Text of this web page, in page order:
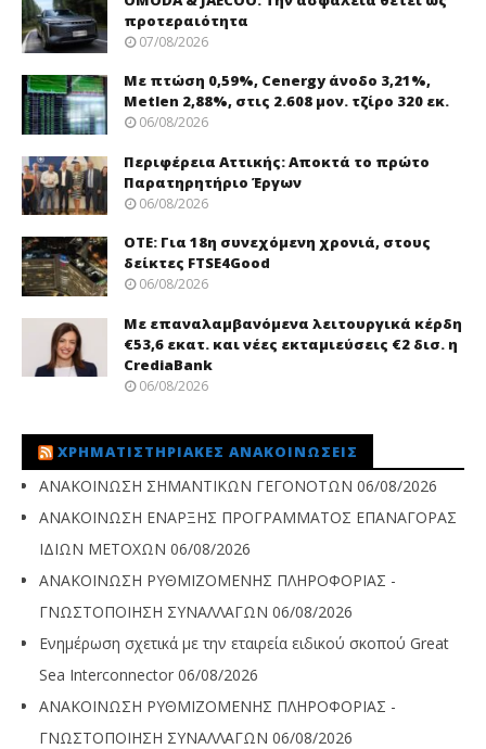
προτεραιότητα
07/08/2026
Με πτώση 0,59%, Cenergy άνοδο 3,21%,
Metlen 2,88%, στις 2.608 μον. τζίρο 320 εκ.
06/08/2026
Περιφέρεια Αττικής: Αποκτά το πρώτο
Παρατηρητήριο Έργων
06/08/2026
ΟΤΕ: Για 18η συνεχόμενη χρονιά, στους
δείκτες FTSE4Good
06/08/2026
Με επαναλαμβανόμενα λειτουργικά κέρδη
€53,6 εκατ. και νέες εκταμιεύσεις €2 δισ. η
CrediaBank
06/08/2026
ΧΡΗΜΑΤΙΣΤΗΡΙΑΚΈΣ ΑΝΑΚΟΙΝΏΣΕΙΣ
ΑΝΑΚΟΙΝΩΣΗ ΣΗΜΑΝΤΙΚΩΝ ΓΕΓΟΝΟΤΩΝ 06/08/2026
ΑΝΑΚΟΙΝΩΣΗ ΕΝΑΡΞΗΣ ΠΡΟΓΡΑΜΜΑΤΟΣ ΕΠΑΝΑΓΟΡΑΣ
ΙΔΙΩΝ ΜΕΤΟΧΩΝ 06/08/2026
ΑΝΑΚΟΙΝΩΣΗ ΡΥΘΜΙΖΟΜΕΝΗΣ ΠΛΗΡΟΦΟΡΙΑΣ -
ΓΝΩΣΤΟΠΟΙΗΣΗ ΣΥΝΑΛΛΑΓΩΝ 06/08/2026
Ενημέρωση σχετικά με την εταιρεία ειδικού σκοπού Great
Sea Interconnector 06/08/2026
ΑΝΑΚΟΙΝΩΣΗ ΡΥΘΜΙΖΟΜΕΝΗΣ ΠΛΗΡΟΦΟΡΙΑΣ -
ΓΝΩΣΤΟΠΟΙΗΣΗ ΣΥΝΑΛΛΑΓΩΝ 06/08/2026